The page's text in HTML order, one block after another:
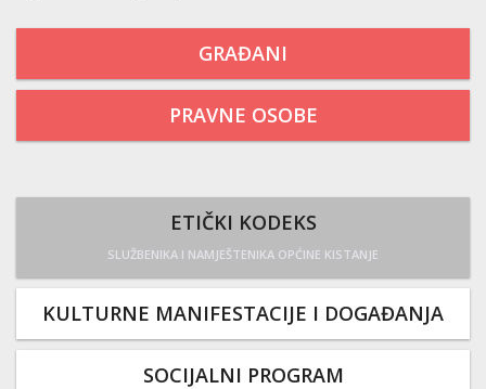
GRAĐANI
PRAVNE OSOBE
ETIČKI KODEKS
SLUŽBENIKA I NAMJEŠTENIKA OPĆINE KISTANJE
KULTURNE MANIFESTACIJE I DOGAĐANJA
SOCIJALNI PROGRAM